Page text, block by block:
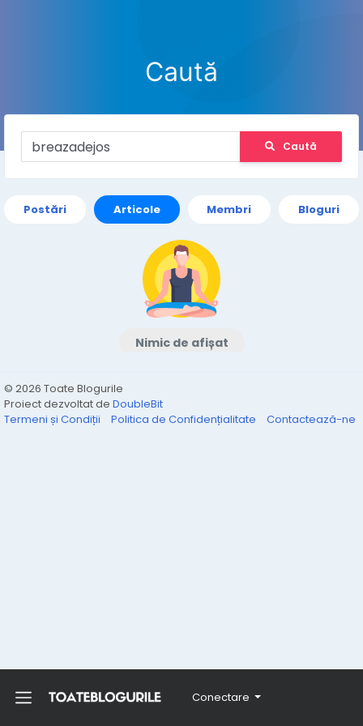
Conectare
Caută
Caută
Postări Articole Membri Bloguri
Nimic de afișat
© 2026 Toate Blogurile
Proiect dezvoltat de DoubleBit
Termeni și Condiții
Politica de Confidențialitate Contactează-ne